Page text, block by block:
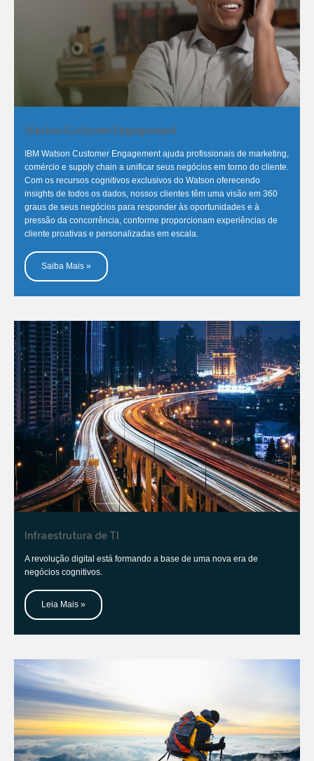
Watson Customer Engagement
IBM Watson Customer Engagement ajuda profissionais de marketing,
comércio e supply chain a unificar seus negócios em torno do cliente.
Com os recursos cognitivos exclusivos do Watson oferecendo
insights de todos os dados, nossos clientes têm uma visão em 360
graus de seus negócios para responder às oportunidades e à
pressão da concorrência, conforme proporcionam experiências de
cliente proativas e personalizadas em escala.
Saiba Mais »
Infraestrutura de TI
A revolução digital está formando a base de uma nova era de
negócios cognitivos.
Leia Mais »